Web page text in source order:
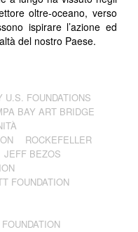
oltre-oceano, verso
ispirare l’azione ed
del nostro Paese.
U.S. FOUNDATIONS
BAY ART BRIDGE
ROCKEFELLER
JEFF BEZOS
FOUNDATION